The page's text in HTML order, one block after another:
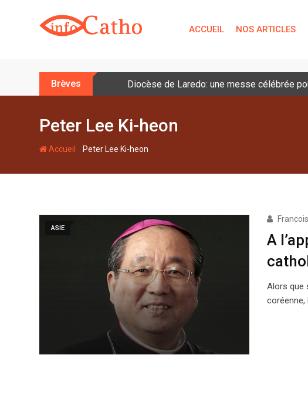
t
ACCUEIL NOS ARTICLES
Brèves Diocèse de Laredo: une messe célébrée
Peter Lee Ki-heon
Accueil - Peter Lee Ki-heon
ASIE
A
Alors que
coréenne,